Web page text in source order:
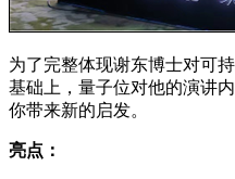
为了完整体现谢东博士对可
基础上，量子位对他的演讲
你带来新的启发。
亮点：